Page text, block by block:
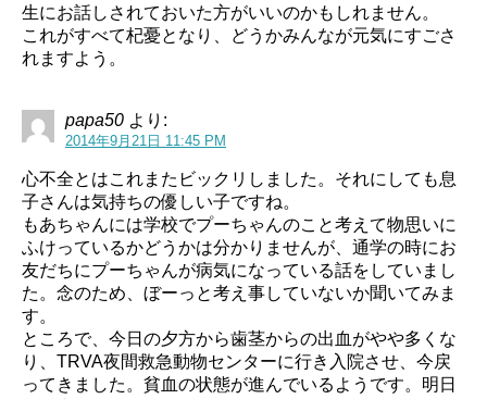
生にお話しされておいた方がいいのかもしれません。
これがすべて杞憂となり、どうかみんなが元気にすごさ
れますよう。
papa50 より:
2014年9月21日 11:45 PM
心不全とはこれまたビックリしました。それにしても息
子さんは気持ちの優しい子ですね。
もあちゃんには学校でプーちゃんのこと考えて物思いに
ふけっているかどうかは分かりませんが、通学の時にお
友だちにプーちゃんが病気になっている話をしていまし
た。念のため、ぼーっと考え事していないか聞いてみま
す。
ところで、今日の夕方から歯茎からの出血がやや多くな
り、TRVA夜間救急動物センターに行き入院させ、今戻
ってきました。貧血の状態が進んでいるようです。明日